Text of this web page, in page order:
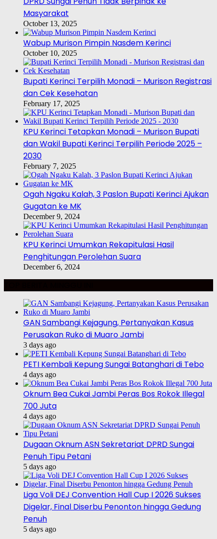
Masyarakat
October 13, 2025
Wabup Murison Pimpin Nasdem Kerinci
October 10, 2025
Bupati Kerinci Terpilih Monadi – Murison Registrasi
dan Cek Kesehatan
February 17, 2025
KPU Kerinci Tetapkan Monadi – Murison Bupati
dan Wakil Bupati Kerinci Terpilih Periode 2025 –
2030
February 7, 2025
Ogah Ngaku Kalah, 3 Paslon Bupati Kerinci Ajukan
Gugatan ke MK
December 9, 2024
KPU Kerinci Umumkan Rekapitulasi Hasil
Penghitungan Perolehan Suara
December 6, 2024
GAN Sambangi Kejagung, Pertanyakan Kasus
Perusakan Ruko di Muaro Jambi
3 days ago
PETI Kembali Kepung Sungai Batanghari di Tebo
4 days ago
Oknum Bea Cukai Jambi Peras Bos Rokok Illegal
700 Juta
4 days ago
Dugaan Oknum ASN Sekretariat DPRD Sungai
Penuh Tipu Petani
5 days ago
Liga Voli DEJ Convention Hall Cup I 2026 Sukses
Digelar, Final Diserbu Penonton hingga Gedung
Penuh
5 days ago